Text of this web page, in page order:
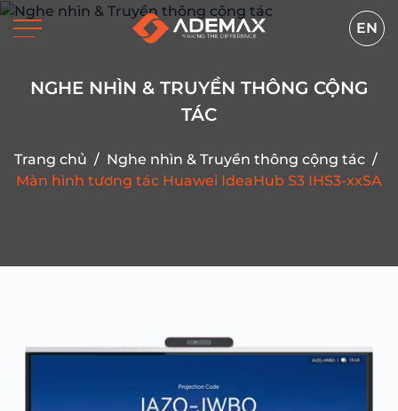
EN
NGHE NHÌN & TRUYỀN THÔNG CỘNG
TÁC
Trang chủ / Nghe nhìn & Truyền thông cộng tác /
Màn hình tương tác Huawei IdeaHub S3 IHS3-xxSA